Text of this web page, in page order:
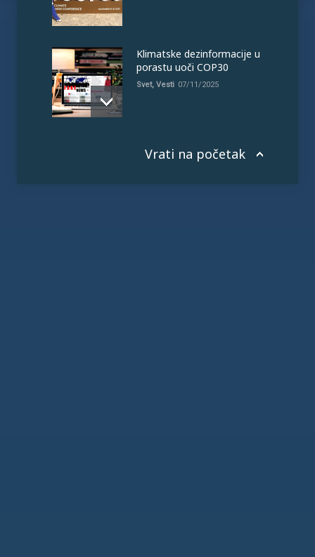
Klimatske dezinformacije u
porastu uoči COP30
Svet, Vesti 07/11/2025
Vrati na početak